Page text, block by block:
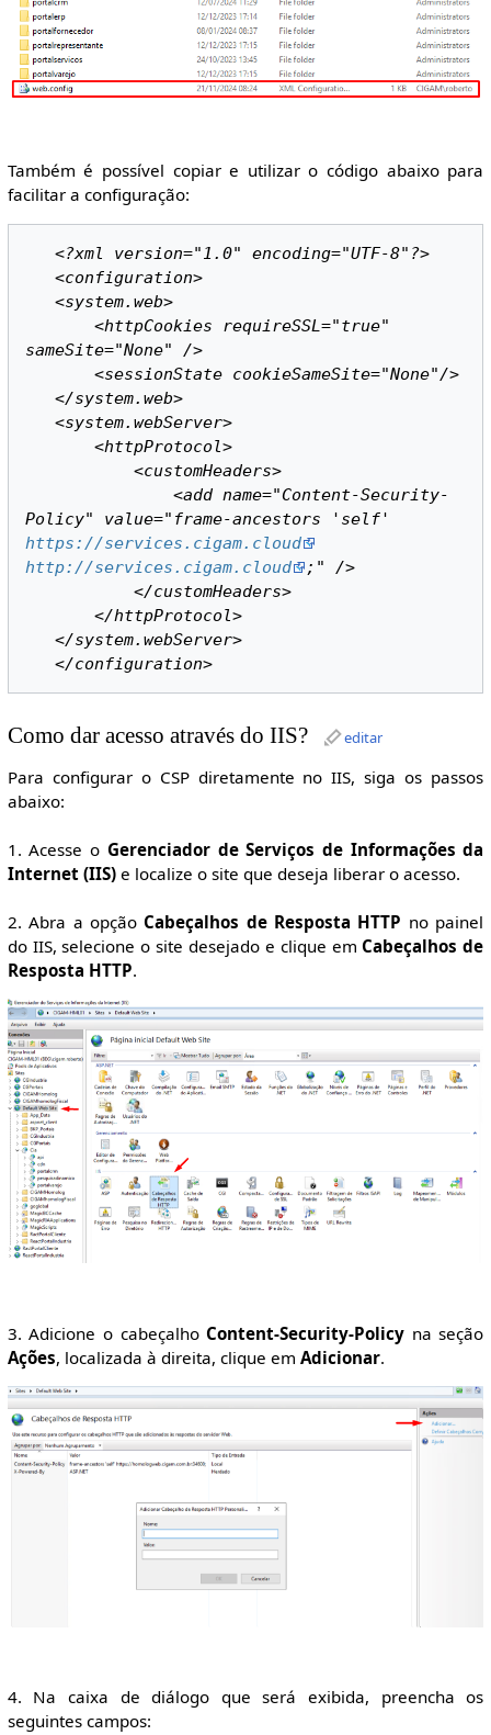
Também é possível copiar e utilizar o código abaixo para
facilitar a configuração:
<?xml version="1.0" encoding="UTF-8"?>
   <configuration>
<system.web>
<httpCookies requireSSL="true"
sameSite="None" />
<sessionState cookieSameSite="None"/>
</system.web>
<system.webServer>
<httpProtocol>
<customHeaders>
<add name="Content-Security-
https://services.cigam.cloud
http://services.cigam.cloud
;" />
</customHeaders>
</httpProtocol>
</system.webServer>
   </configuration>
Como dar acesso através do IIS? editar
Para configurar o CSP diretamente no IIS, siga os passos
abaixo:
1. Acesse o Gerenciador de Serviços de Informações da
Internet (IIS)e localize o site que deseja liberar o acesso.
2. Abra a opção Cabeçalhos de Resposta HTTP no painel
do IIS, selecione o site desejado e clique em Cabeçalhos de
Resposta HTTP.
3. Adicione o cabeçalho Content-Security-Policy na seção
Ações, localizada à direita, clique em Adicionar.
4. Na caixa de diálogo que será exibida, preencha os
seguintes campos: